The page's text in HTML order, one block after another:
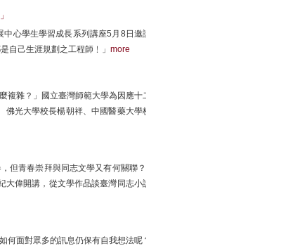
心學生學習成長系列講座5月8日邀請
自己生涯規劃之工程師﹗」 more
複雜？」國立臺灣師範大學為因應十二
光大學校長楊朝祥、中國醫藥大學校
但青春崇拜與同志文學又有何關聯？5
偉開講，從文學作品談臺灣同志小說
何面對眾多的訊息仍保有自我想法呢？